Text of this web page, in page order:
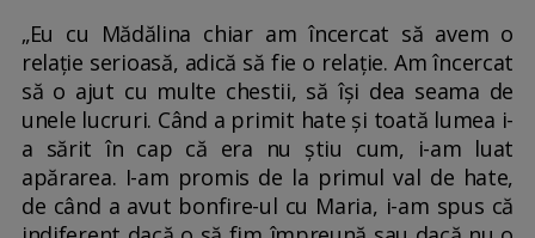
„Eu cu Mădălina chiar am încercat să avem o
relație serioasă, adică să fie o relație. Am încercat
să o ajut cu multe chestii, să își dea seama de
unele lucruri. Când a primit hate și toată lumea i-
a sărit în cap că era nu știu cum, i-am luat
apărarea. I-am promis de la primul val de hate,
de când a avut bonfire-ul cu Maria, i-am spus că